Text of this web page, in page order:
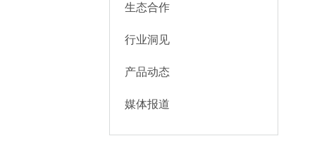
生态合作
行业洞见
产品动态
媒体报道